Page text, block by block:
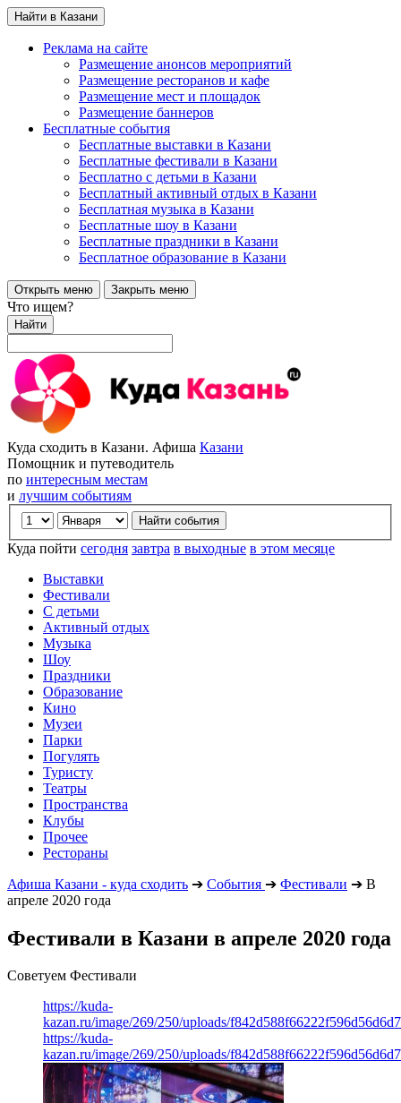
Найти в Казани
Реклама на сайте
Размещение анонсов мероприятий
Размещение ресторанов и кафе
Размещение мест и площадок
Размещение баннеров
Бесплатные события
Бесплатные выставки в Казани
Бесплатные фестивали в Казани
Бесплатно с детьми в Казани
Бесплатный активный отдых в Казани
Бесплатная музыка в Казани
Бесплатные шоу в Казани
Бесплатные праздники в Казани
Бесплатное образование в Казани
Открыть меню Закрыть меню
Что ищем?
Найти
Куда сходить в Казани. Афиша Казани
Помощник и путеводитель
по интересным местам
и лучшим событиям
Куда пойти сегодня завтра в выходные в этом месяце
Выставки
Фестивали
С детьми
Активный отдых
Музыка
Шоу
Праздники
Образование
Кино
Музеи
Парки
Погулять
Туристу
Театры
Пространства
Клубы
Прочее
Рестораны
Афиша Казани - куда сходить ➔ События ➔ Фестивали ➔ В
апреле 2020 года
Фестивали в Казани в апреле 2020 года
Советуем Фестивали
https://kuda-
kazan.ru/image/269/250/uploads/
https://kuda-
kazan.ru/image/269/250/uploads/